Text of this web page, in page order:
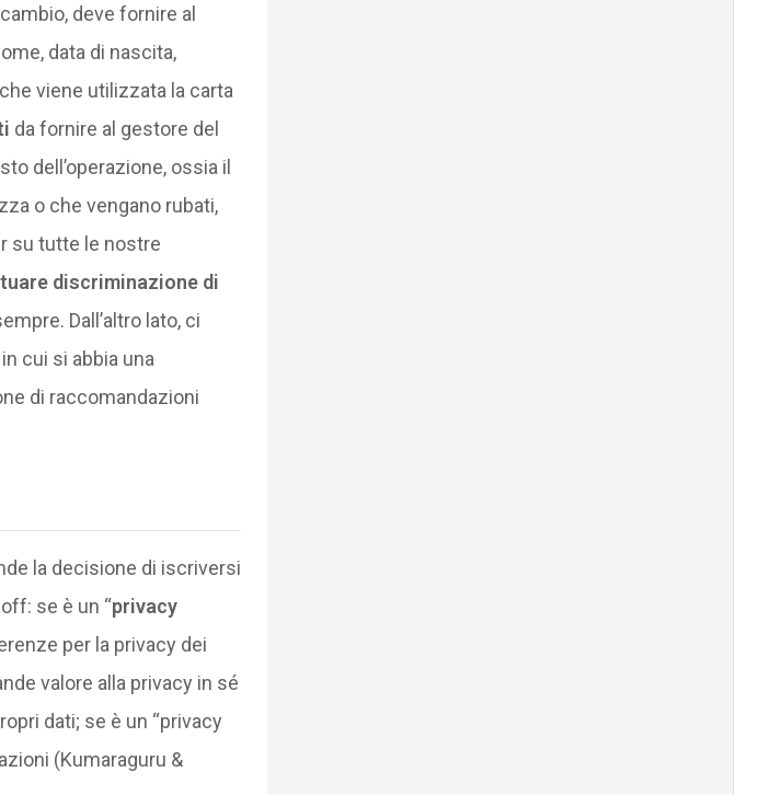
deve fornire al
data di nascita,
viene utilizzata la carta
da fornire al gestore del
dell’operazione, ossia il
o che vengano rubati,
su tutte le nostre
discriminazione di
Dall’altro lato, ci
cui si abbia una
di raccomandazioni
la decisione di iscriversi
se è un “privacy
per la privacy dei
valore alla privacy in sé
dati; se è un “privacy
(Kumaraguru &